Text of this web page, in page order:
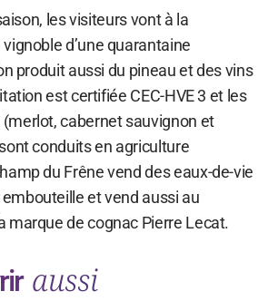
les visiteurs vont à la
d’une quarantaine
produit aussi du pineau et des vins
est certifiée CEC-HVE 3 et les
cabernet sauvignon et
conduits en agriculture
du Frêne vend des eaux-de-vie
et vend aussi au
marque de cognac Pierre Lecat.
aussi